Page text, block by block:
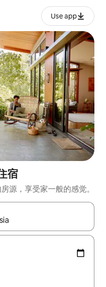
Use app
宿
源，享受家一般的感觉。
键查看，或通过点击或滑动手势